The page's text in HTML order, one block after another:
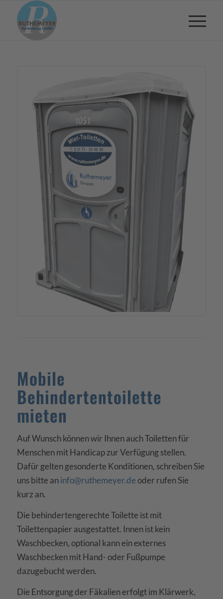
Mobile
Behindertentoilette
mieten
Auf Wunsch können wir Ihnen auch Toiletten für
Menschen mit Handicap zur Verfügung stellen.
Dafür gelten gesonderte Konditionen, schreiben Sie
uns bitte aninfo@ruthemeyer.deoder rufen Sie
kurz an.
Die behindertengerechte Toilette ist mit
Toilettenpapier ausgestattet. Innen ist kein
Waschbecken, optional kann ein externes
Waschbecken mit Hand- oder Fußpumpe
dazugebucht werden.
Die Entsorgung der Fäkalien erfolgt im Klärwerk,